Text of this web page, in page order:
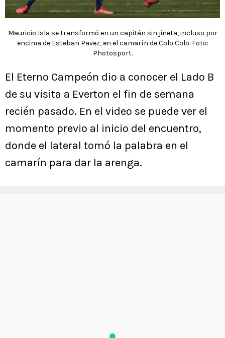
Mauricio Isla se transformó en un capitán sin jineta, incluso por
encima de Esteban Pavez, en el camarín de Colo Colo. Foto:
Photosport.
El Eterno Campeón dio a conocer el Lado B
de su visita a Everton el fin de semana
recién pasado. En el video se puede ver el
momento previo al inicio del encuentro,
donde el lateral tomó la palabra en el
camarín para dar la arenga.